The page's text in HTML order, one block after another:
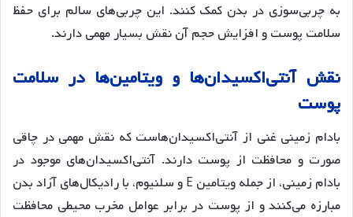
به چربی‌سوزی در بدن کمک کنند. این چربی‌های سالم برای حفظ
سلامت پوست و افزایش حجم آن نقش بسیار مهمی دارند.
نقش آنتیاکسیدانها و ویتامینها در سلامت
پوست
بادام زمینی غنی از آنتی‌اکسیدان‌هاست که نقش مهمی در چاقی
صورت و محافظت از پوست دارند. آنتی‌اکسیدان‌های موجود در
بادام زمینی، از جمله ویتامین E و سلنیوم، با رادیکال‌های آزاد بدن
مبارزه می‌کنند و از پوست در برابر عوامل مخرب محیطی محافظت